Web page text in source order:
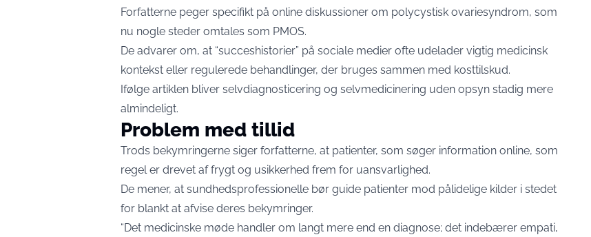
Forfatterne peger specifikt på online diskussioner om polycystisk ovariesyndrom, som
nu nogle steder omtales som PMOS.
De advarer om, at “succeshistorier” på sociale medier ofte udelader vigtig medicinsk
kontekst eller regulerede behandlinger, der bruges sammen med kosttilskud.
Ifølge artiklen bliver selvdiagnosticering og selvmedicinering uden opsyn stadig mere
almindeligt.
Problem med tillid
Trods bekymringerne siger forfatterne, at patienter, som søger information online, som
regel er drevet af frygt og usikkerhed frem for uansvarlighed.
De mener, at sundhedsprofessionelle bør guide patienter mod pålidelige kilder i stedet
for blankt at afvise deres bekymringer.
“Det medicinske møde handler om langt mere end en diagnose; det indebærer empati,